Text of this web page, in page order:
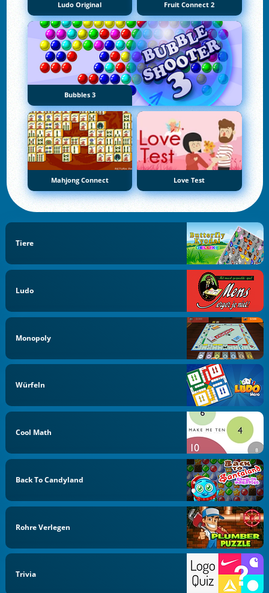
Ludo Original Fruit Connect 2
Bubbles 3
Mahjong Connect Love Test
Tiere
Ludo
Monopoly
Würfeln
Cool Math
Back To Candyland
Rohre Verlegen
Trivia